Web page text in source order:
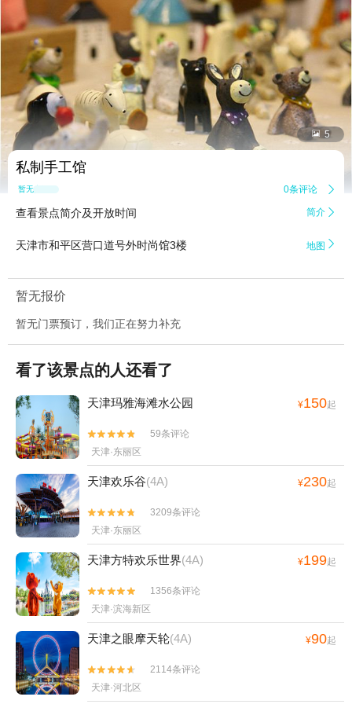
 5
私制手工馆
暂无点评 0条评论 
查看景点简介及开放时间 简介 
天津市和平区营口道号外时尚馆3楼 地图 
暂无报价
暂无门票预订，我们正在努力补充
看了该景点的人还看了
天津玛雅海滩水公园 ¥150起


59条评论
天津·东丽区
天津欢乐谷(4A) ¥230起


3209条评论
天津·东丽区
天津方特欢乐世界(4A) ¥199起


1356条评论
天津·滨海新区
天津之眼摩天轮(4A) ¥90起


2114条评论
天津·河北区
